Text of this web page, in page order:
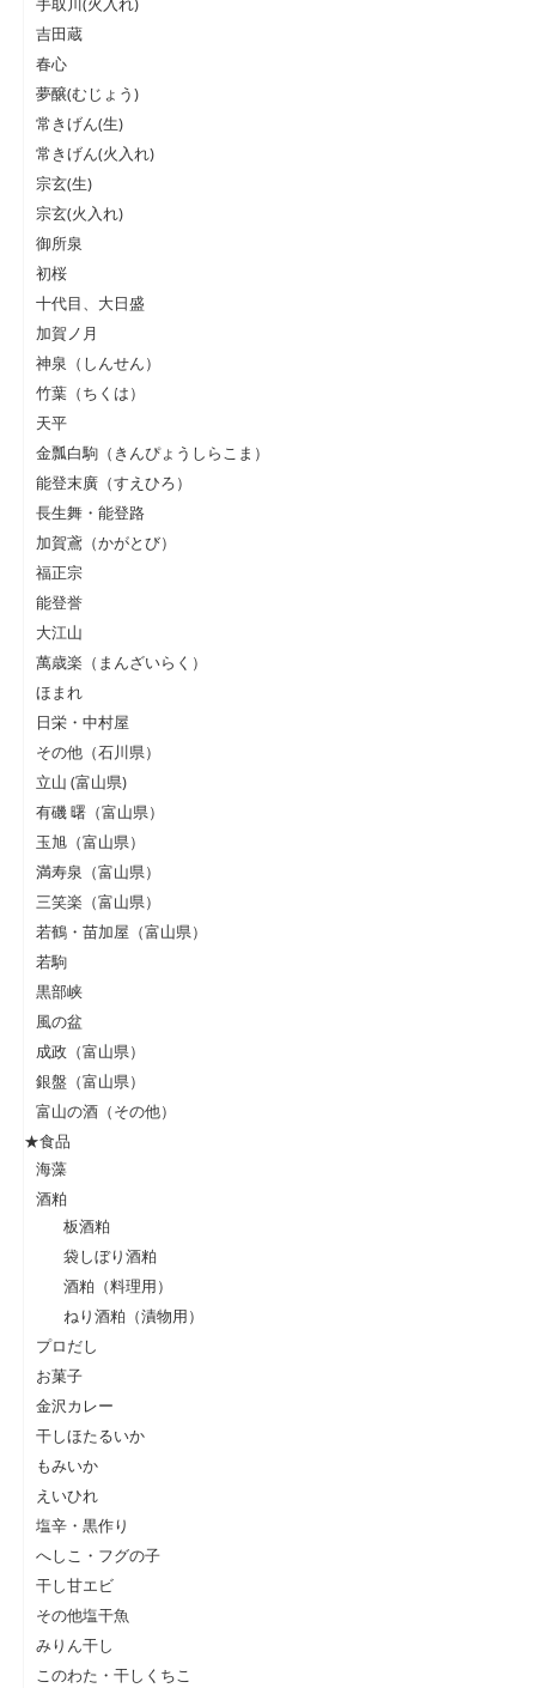
吉田蔵
春心
夢醸(むじょう)
常きげん(生)
常きげん(火入れ)
宗玄(生)
宗玄(火入れ)
御所泉
初桜
十代目、大日盛
加賀ノ月
神泉（しんせん）
竹葉（ちくは）
天平
金瓢白駒（きんぴょうしらこま）
能登末廣（すえひろ）
長生舞・能登路
加賀鳶（かがとび）
福正宗
能登誉
大江山
萬歳楽（まんざいらく）
ほまれ
日栄・中村屋
その他（石川県）
立山 (富山県)
有磯 曙（富山県）
玉旭（富山県）
満寿泉（富山県）
三笑楽（富山県）
若鶴・苗加屋（富山県）
若駒
黒部峡
風の盆
成政（富山県）
銀盤（富山県）
富山の酒（その他）
★食品
海藻
酒粕
板酒粕
袋しぼり酒粕
酒粕（料理用）
ねり酒粕（漬物用）
プロだし
お菓子
金沢カレー
干しほたるいか
もみいか
えいひれ
塩辛・黒作り
へしこ・フグの子
干し甘エビ
その他塩干魚
みりん干し
このわた・干しくちこ